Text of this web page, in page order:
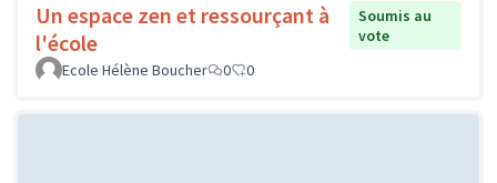
Un espace zen et ressourçant à
l'école
Soumis au
vote
Ecole Hélène Boucher
0 0